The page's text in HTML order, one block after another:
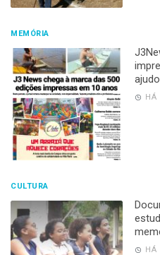
MEMÓRIA
HÁ
CULTURA
HÁ